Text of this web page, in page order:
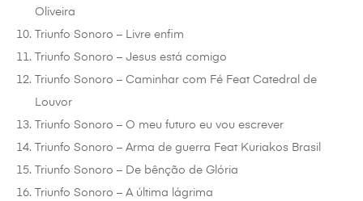
Oliveira
Triunfo Sonoro – Livre enfim
Triunfo Sonoro – Jesus está comigo
Triunfo Sonoro – Caminhar com Fé Feat Catedral de
Louvor
Triunfo Sonoro – O meu futuro eu vou escrever
Triunfo Sonoro – Arma de guerra Feat Kuriakos Brasil
Triunfo Sonoro – De bênção de Glória
Triunfo Sonoro – A última lágrima